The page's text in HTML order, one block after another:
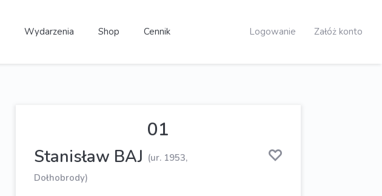
Wydarzenia Shop Cennik Logowanie Załóż konto
01
Stanisław BAJ (ur. 1953,
Dołhobrody)